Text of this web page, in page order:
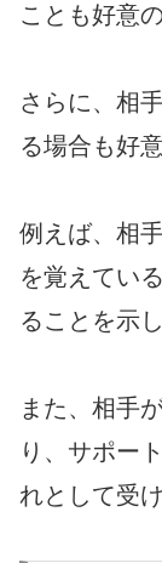
ことも好意
さらに、相
る場合も好
例えば、相
を覚えてい
ることを示
また、相手
り、サポー
れとして受